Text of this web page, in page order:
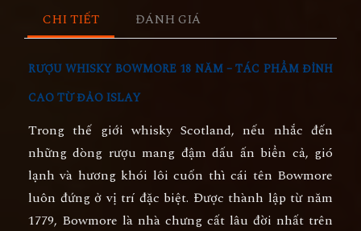
CHI TIẾT ĐÁNH GIÁ
RƯỢU WHISKY BOWMORE 18 NĂM – TÁC PHẨM ĐỈNH
CAO TỪ ĐẢO ISLAY
Trong thế giới whisky Scotland, nếu nhắc đến
những dòng rượu mang đậm dấu ấn biển cả, gió
lạnh và hương khói lôi cuốn thì cái tên Bowmore
luôn đứng ở vị trí đặc biệt. Được thành lập từ năm
1779, Bowmore là nhà chưng cất lâu đời nhất trên